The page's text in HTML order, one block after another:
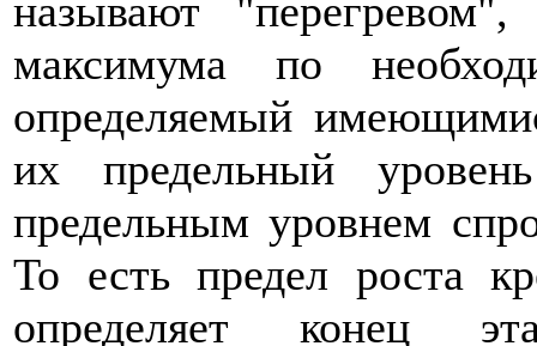
называют
максимума по
определяемый
их предельный
предельным уровнем
То есть предел роста
определяет конец